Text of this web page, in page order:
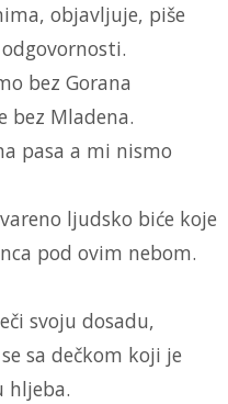
objavljuje, piše
bez Gorana
bez Mladena.
pasa a mi nismo
ljudsko biće koje
pod ovim nebom.
svoju dosadu,
sa dečkom koji je
hljeba.